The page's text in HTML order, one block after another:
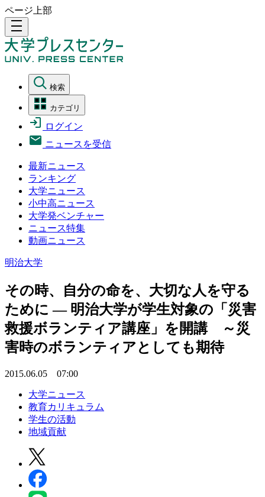
ページ上部
density_medium
検索
カテゴリ
ログイン
ニュースを受信
最新ニュース
ランキング
大学ニュース
小中高ニュース
大学発ベンチャー
ニュース特集
動画ニュース
明治大学
その時、自分の命を、大切な人を守る
ために — 明治大学が学生対象の「災害
救援ボランティア講座」を開講 ～災
害時のボランティアとしても期待
2015.06.05 07:00
大学ニュース
教育カリキュラム
学生の活動
地域貢献